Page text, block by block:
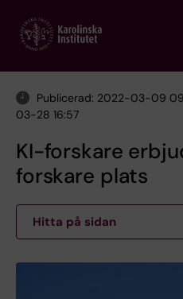
main
Publicerad: 2022-03-09
03-28 16:57
KI-forskare
forskare plats
Hitta på sidan